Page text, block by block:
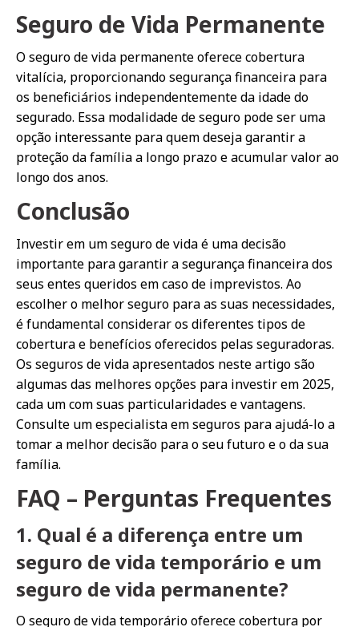
Seguro de Vida Permanente
O seguro de vida permanente oferece cobertura
vitalícia, proporcionando segurança financeira para
os beneficiários independentemente da idade do
segurado. Essa modalidade de seguro pode ser uma
opção interessante para quem deseja garantir a
proteção da família a longo prazo e acumular valor ao
longo dos anos.
Conclusão
Investir em um seguro de vida é uma decisão
importante para garantir a segurança financeira dos
seus entes queridos em caso de imprevistos. Ao
escolher o melhor seguro para as suas necessidades,
é fundamental considerar os diferentes tipos de
cobertura e benefícios oferecidos pelas seguradoras.
Os seguros de vida apresentados neste artigo são
algumas das melhores opções para investir em 2025,
cada um com suas particularidades e vantagens.
Consulte um especialista em seguros para ajudá-lo a
tomar a melhor decisão para o seu futuro e o da sua
família.
FAQ – Perguntas Frequentes
1. Qual é a diferença entre um
seguro de vida temporário e um
seguro de vida permanente?
O seguro de vida temporário oferece cobertura por